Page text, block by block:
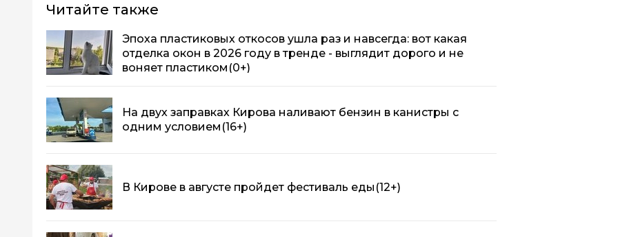
Читайте также
Эпоха пластиковых откосов ушла раз и навсегда: вот какая
отделка окон в 2026 году в тренде - выглядит дорого и не
воняет пластиком (0+)
На двух заправках Кирова наливают бензин в канистры с
одним условием (16+)
В Кирове в августе пройдет фестиваль еды (12+)